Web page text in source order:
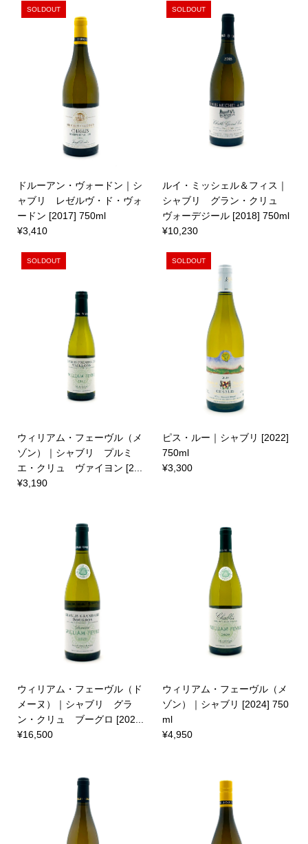
SOLDOUT
ドルーアン・ヴォードン｜シ
ャブリ レゼルヴ・ド・ヴォ
ードン [2017] 750ml
¥3,410
SOLDOUT
ルイ・ミッシェル＆フィス｜
シャブリ グラン・クリュ
ヴォーデジール [2018] 750ml
¥10,230
SOLDOUT
ウィリアム・フェーヴル（メ
ゾン）｜シャブリ プルミ
エ・クリュ ヴァイヨン [2...
¥3,190
SOLDOUT
ピス・ルー｜シャブリ [2022 ]
750ml
¥3,300
ウィリアム・フェーヴル（ド
メーヌ）｜シャブリ グラ
ン・クリュ ブーグロ [202...
¥16,500
ウィリアム・フェーヴル（メ
ゾン）｜シャブリ [2024] 750
ml
¥4,950